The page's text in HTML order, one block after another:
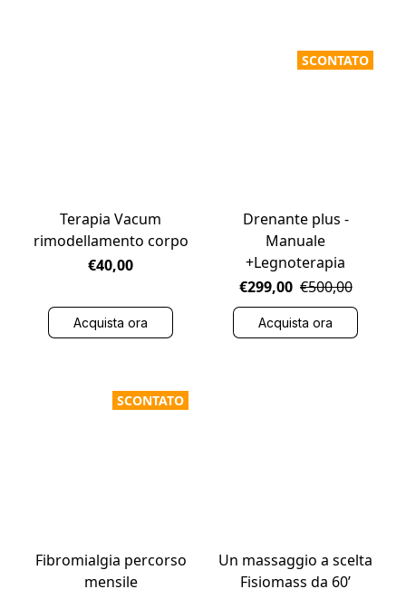
Terapia Vacum
rimodellamento corpo
€40,00
Acquista ora
SCONTATO
Drenante plus -
Manuale
+Legnoterapia
€299,00 €500,00
Acquista ora
SCONTATO
Fibromialgia percorso
mensile
Un massaggio a scelta
Fisiomass da 60’